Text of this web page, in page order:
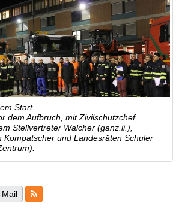
Start
dem Aufbruch, mit Zivilschutzchef
Stellvertreter Walcher (ganz.li.),
Kompatscher und Landesräten Schuler
Mail RSS-Feeds